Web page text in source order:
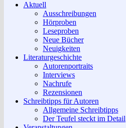
Aktuell
Ausschreibungen
Hörproben
Leseproben
Neue Bücher
Neuigkeiten
Literaturgeschichte
Autorenportraits
Interviews
Nachrufe
Rezensionen
Schreibtipps für Autoren
Allgemeine Schreibtipps
Der Teufel steckt im Detail